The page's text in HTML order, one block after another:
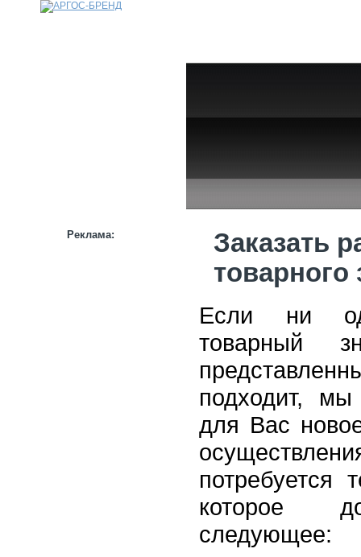
Реклама:
Заказать
товарного
Если ни
товарный
подходит,
для Вас
потребуется
которое
следующее: